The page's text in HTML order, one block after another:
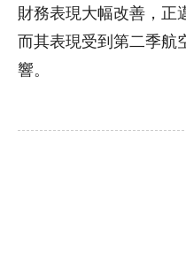
財務表現大幅改善，正
而其表現受到第二季航
響。